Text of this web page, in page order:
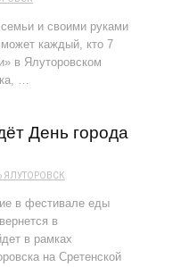
и своими руками
каждый, кто 7
в Ялуторовском
…
День города
ЯЛУТОРОВСК
в фестивале еды
в
в рамках
на Сретенской